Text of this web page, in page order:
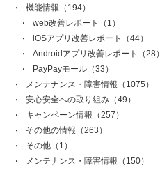
機能情報 （194）
web改善レポート
（1）
iOSアプリ改善レポート
（44）
Androidアプリ改善レポート
（28）
PayPayモール （33）
メンテナンス・障害情報 （1075）
安心安全への取り組み （49）
キャンペーン情報 （257）
その他の情報 （263）
その他 （1）
メンテナンス・障害情報 （150）